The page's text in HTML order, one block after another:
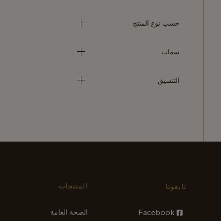
حسب نوع المنتج
سمات
التنسيق
تابعونا المنتجات
الصحة العامة